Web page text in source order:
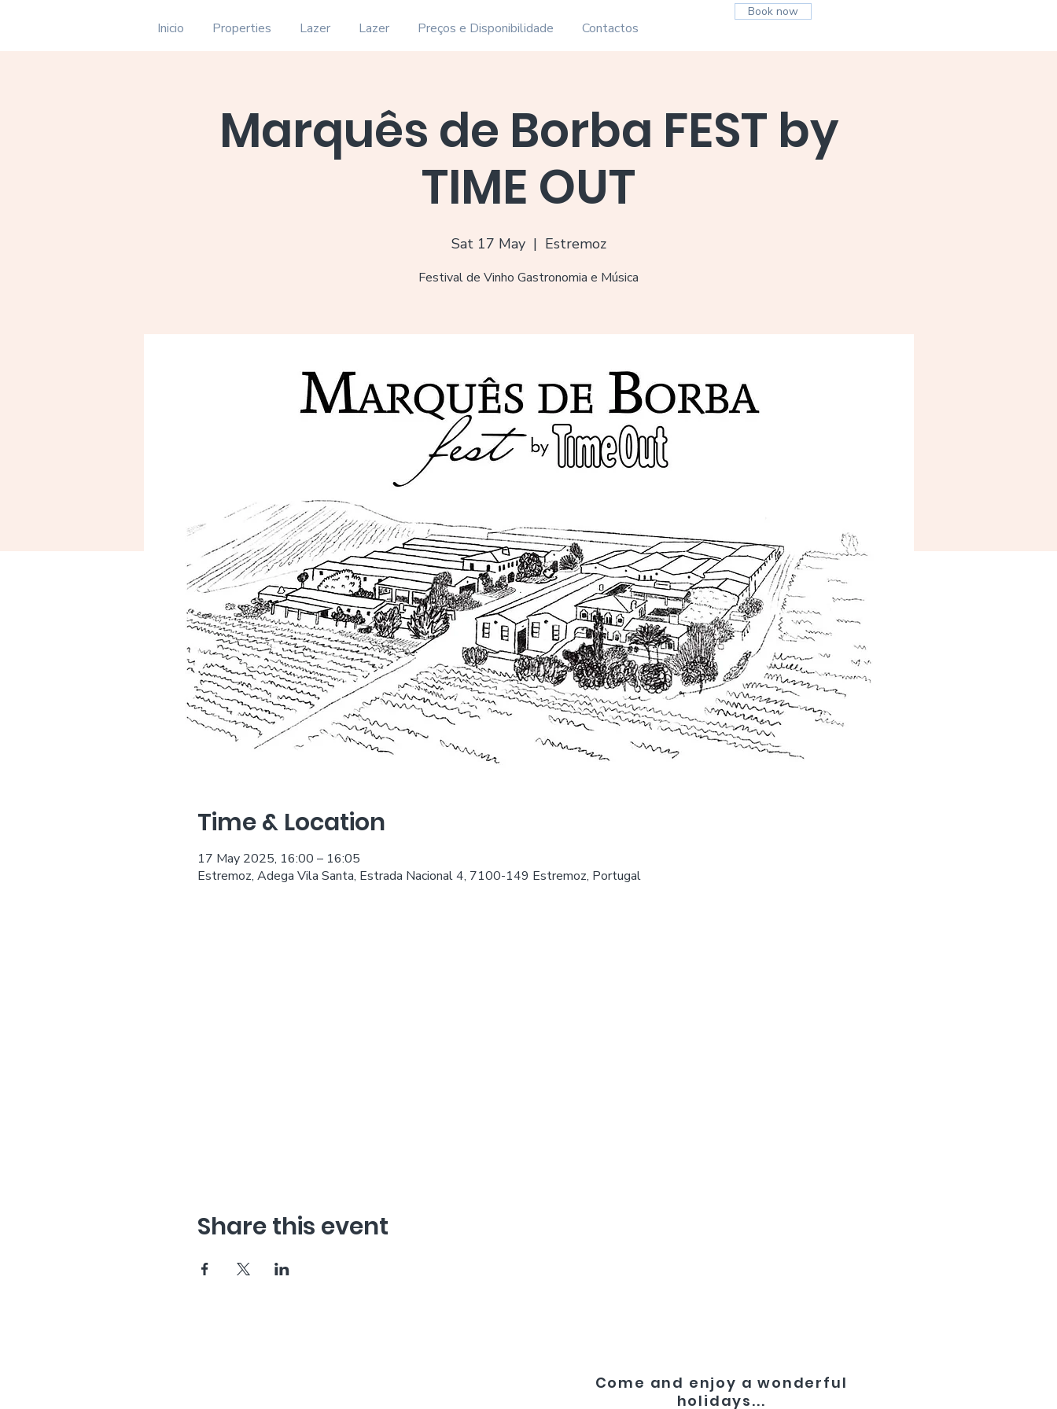
Inicio Properties Lazer Lazer Preços e Disponibilidade Contactos
Book now
Marquês de Borba FEST by
TIME OUT
Sat 17 May
  |
Estremoz
Festival de Vinho Gastronomia e Música
Time & Location
17 May 2025, 16:00 – 16:05
Estremoz, Adega Vila Santa, Estrada Nacional 4, 7100-149 Estremoz, Portugal
Share this event
Come and enjoy a wonderful
holidays...